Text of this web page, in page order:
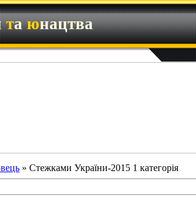
таюнацтва
» Стежками України-2015 1 категорія